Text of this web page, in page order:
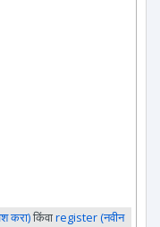
करा)किंवाregister (नवीन